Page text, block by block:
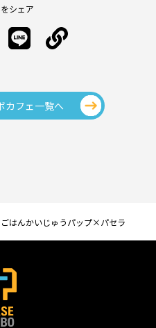
シェア
カフェ一覧へ
ごはんかいじゅうパップ×パセラ